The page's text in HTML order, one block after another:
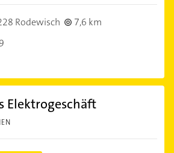
Rodewisch
7,6 km
Elektrogeschäft